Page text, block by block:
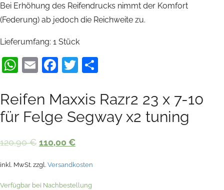
Bei Erhöhung des Reifendrucks nimmt der Komfort
(Federung) ab jedoch die Reichweite zu.
Lieferumfang: 1 Stück
WhatsApp
EmailFacebook
Twitter
Reifen Maxxis Razr2 23 x 7-10
für Felge Segway x2 tuning
120,90€ Ursprünglicher
war:
120,90 €
110,00 €Aktueller
ist:
110,00 €.
inkl. MwSt. zzgl. Versandkosten
Verfügbar bei Nachbestellung